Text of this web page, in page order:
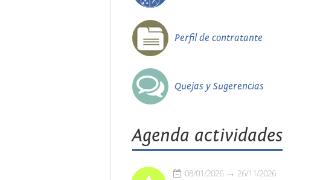
Perfil de contratante
Quejas y Sugerencias
Agenda actividades
08/01/2026 26/11/2026